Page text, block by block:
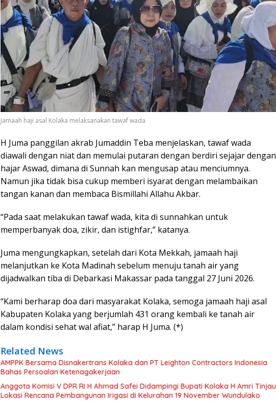
Jamaah haji asal Kolaka melaksanakan tawaf wada
H Juma panggilan akrab Jumaddin Teba menjelaskan, tawaf wada
diawali dengan niat dan memulai putaran dengan berdiri sejajar dengan
hajar Aswad, dimana di Sunnah kan mengusap atau menciumnya.
Namun jika tidak bisa cukup memberi isyarat dengan melambaikan
tangan kanan dan membaca Bismillahi Allahu Akbar.
“Pada saat melakukan tawaf wada, kita di sunnahkan untuk
memperbanyak doa, zikir, dan istighfar,” katanya.
Juma mengungkapkan, setelah dari Kota Mekkah, jamaah haji
melanjutkan ke Kota Madinah sebelum menuju tanah air yang
dijadwalkan tiba di Debarkasi Makassar pada tanggal 27 Juni 2026.
“Kami berharap doa dari masyarakat Kolaka, semoga jamaah haji asal
Kabupaten Kolaka yang berjumlah 431 orang kembali ke tanah air
dalam kondisi sehat wal afiat,” harap H Juma. (*)
Related News
AMPPK Bersama Disnakertrans Kolaka dan PT Leighton Contractors Indonesia
Bahas Persoalan Ketenagakerjaan
Anggota Komisi V DPR RI H Ahmad Safei Didampingi Bupati Kolaka H Amri Tinjau
Lokasi Rencana Pembangunan Irigasi di Kelurahan 19 November Wundulako